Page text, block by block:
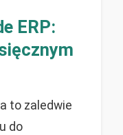
ERP:
to zaledwie
do